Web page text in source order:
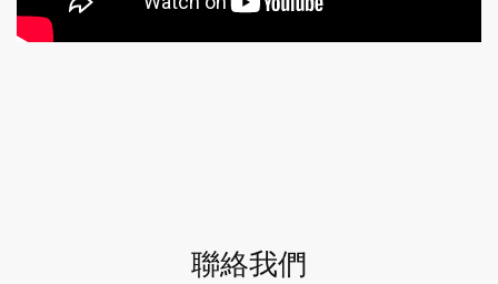
聯絡我們